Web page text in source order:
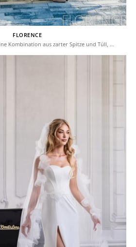
FLORENCE
Kombination aus zarter Spitze und Tüll, …